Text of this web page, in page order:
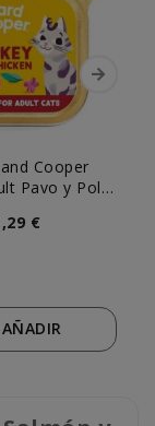
Cooper
Pavo y Pollo
€
AÑADIR